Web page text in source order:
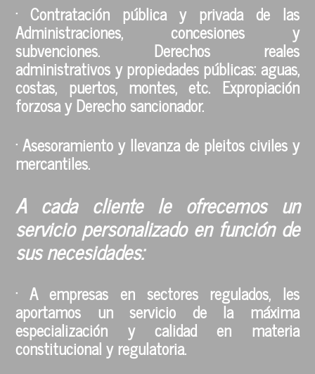
· Contratación pública y privada de las
Administraciones, concesiones y
subvenciones. Derechos reales
administrativos y propiedades públicas: aguas,
costas, puertos, montes, etc. Expropiación
forzosa y Derecho sancionador.
· Asesoramiento y llevanza de pleitos civiles y
mercantiles.
A cada cliente le ofrecemos un
servicio personalizado en función de
sus necesidades:
· A empresas en sectores regulados, les
aportamos un servicio de la máxima
especialización y calidad en materia
constitucional y regulatoria.